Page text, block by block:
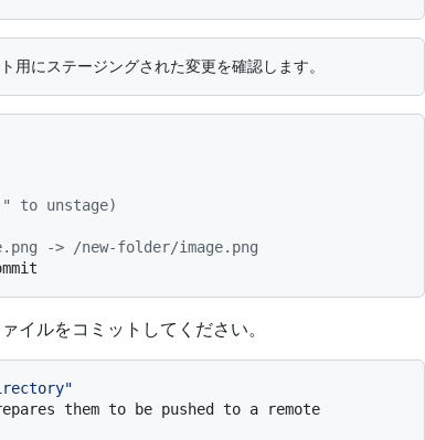
to unstage)
-> /new-folder/image.png
イルをコミットしてください。
them to be pushed to a remote